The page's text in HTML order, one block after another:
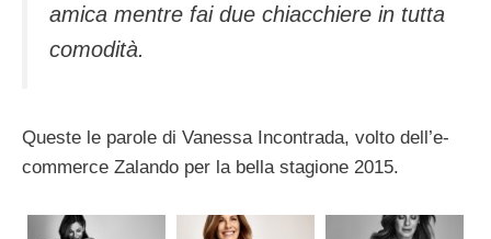
amica mentre fai due chiacchiere in tutta
comodità.
Queste le parole di Vanessa Incontrada, volto dell’e-
commerce Zalando per la bella stagione 2015.